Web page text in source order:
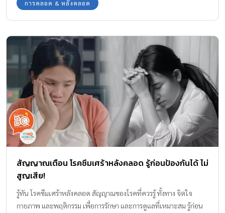
การคลอด & หลังคลอด
สัญญาณเตือน โรคซึมเศร้าหลังคลอด รู้ก่อนป้องกันได้ ไม่
สูญเสีย!
รู้ทัน โรคซึมเศร้าหลังคลอด สัญญาณของโรคที่ควรรู้ ทั้งทาง จิตใจ
กายภาพ และพฤติกรรม เพื่อการรักษา และการดูแลที่เหมาะสม รู้ก่อน